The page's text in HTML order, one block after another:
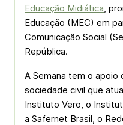
Educação Midiática,
Educação (MEC) em
Comunicação Social
República.
A Semana tem o apoio
sociedade civil que
Instituto Vero, o
a Safernet Brasil, o